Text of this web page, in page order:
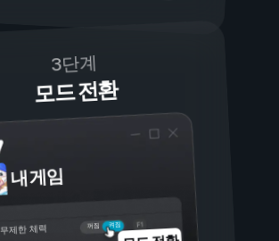
3단계
모드 전환
내 게임
켜짐
꺼짐
무제한 체력